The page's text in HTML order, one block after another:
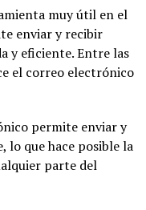
muy útil en el
enviar y recibir
y eficiente. Entre las
el correo electrónico
permite enviar y
lo que hace posible la
parte del